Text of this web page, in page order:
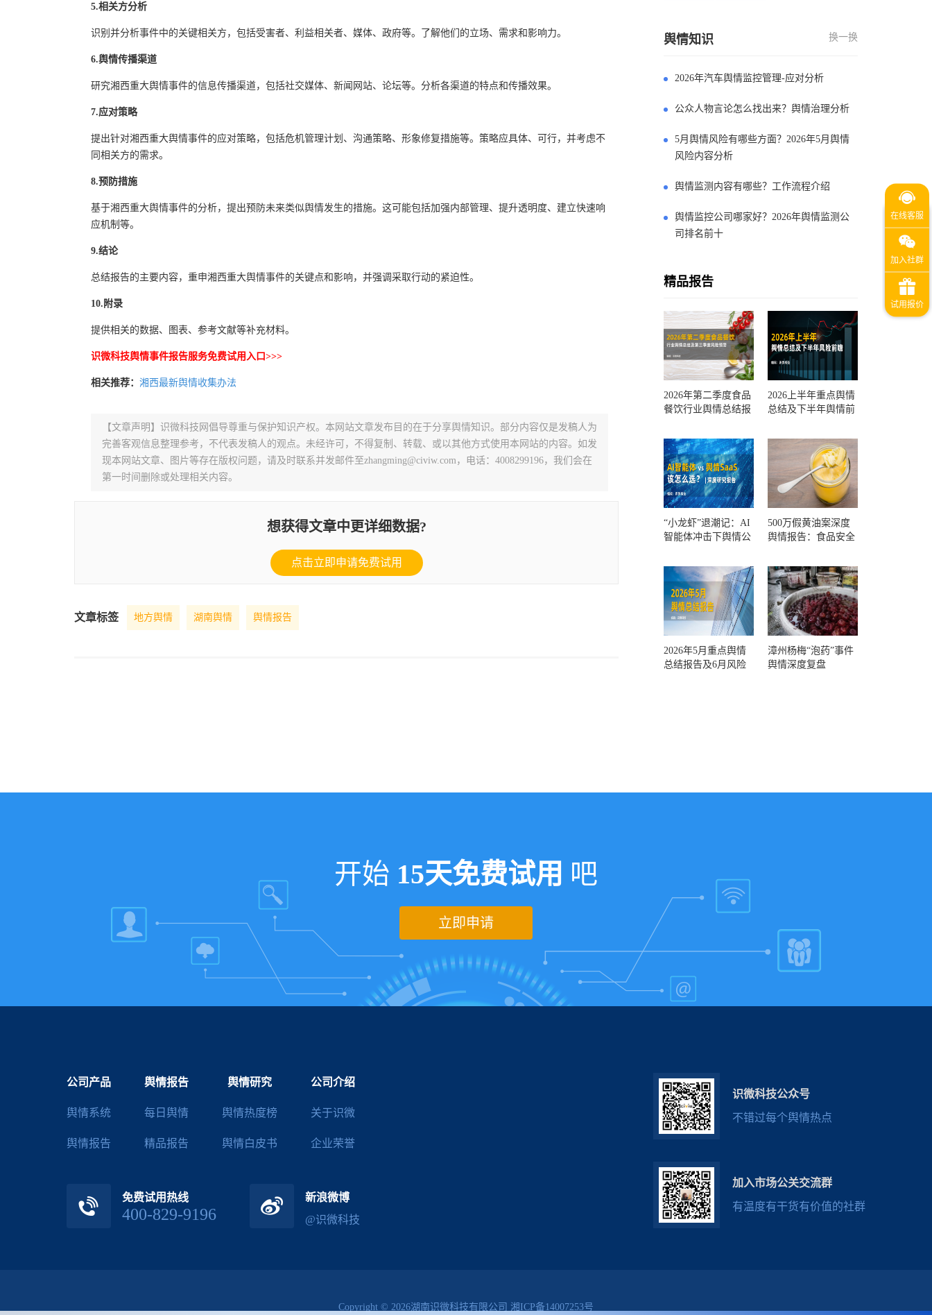
5.相关方分析
识别并分析事件中的关键相关方，包括受害者、利益相关者、媒体、政府等。了解他们的立场、需求和影响力。
6.舆情传播渠道
研究湘西重大舆情事件的信息传播渠道，包括社交媒体、新闻网站、论坛等。分析各渠道的特点和传播效果。
7.应对策略
提出针对湘西重大舆情事件的应对策略，包括危机管理计划、沟通策略、形象修复措施等。策略应具体、可行，并考虑不
同相关方的需求。
8.预防措施
基于湘西重大舆情事件的分析，提出预防未来类似舆情发生的措施。这可能包括加强内部管理、提升透明度、建立快速响
应机制等。
9.结论
总结报告的主要内容，重申湘西重大舆情事件的关键点和影响，并强调采取行动的紧迫性。
10.附录
提供相关的数据、图表、参考文献等补充材料。
识微科技舆情事件报告服务免费试用入口>>>
相关推荐： 湘西最新舆情收集办法
【文章声明】识微科技网倡导尊重与保护知识产权。本网站文章发布目的在于分享舆情知识。部分内容仅是发稿人为
完善客观信息整理参考，不代表发稿人的观点。未经许可，不得复制、转载、或以其他方式使用本网站的内容。如发
现本网站文章、图片等存在版权问题，请及时联系并发邮件至zhangming@civiw.com，电话：4008299196，我们会在
第一时间删除或处理相关内容。
想获得文章中更详细数据?
点击立即申请免费试用
文章标签 地方舆情 湖南舆情 舆情报告
舆情知识 换一换
2026年汽车舆情监控管理-应对分析
公众人物言论怎么找出来？舆情治理分析
5月舆情风险有哪些方面？2026年5月舆情
风险内容分析
舆情监测内容有哪些？工作流程介绍
舆情监控公司哪家好？2026年舆情监测公
司排名前十
精品报告
2026年第二季度食品
餐饮行业舆情总结报
测
2026上半年重点舆情
总结及下半年舆情前
“小龙虾”退潮记：AI
智能体冲击下舆情公
500万假黄油案深度
舆情报告：食品安全
一环？
2026年5月重点舆情
总结报告及6月风险
漳州杨梅“泡药”事件
舆情深度复盘
开始 15天免费试用 吧
立即申请
公司产品
舆情系统
舆情报告
舆情报告
每日舆情
精品报告
舆情研究
舆情热度榜
舆情白皮书
公司介绍
关于识微
企业荣誉
免费试用热线
400-829-9196
新浪微博
@识微科技
识微科技公众号
不错过每个舆情热点
加入市场公关交流群
有温度有干货有价值的社群
Copyright © 2026湖南识微科技有限公司 湘ICP备14007253号